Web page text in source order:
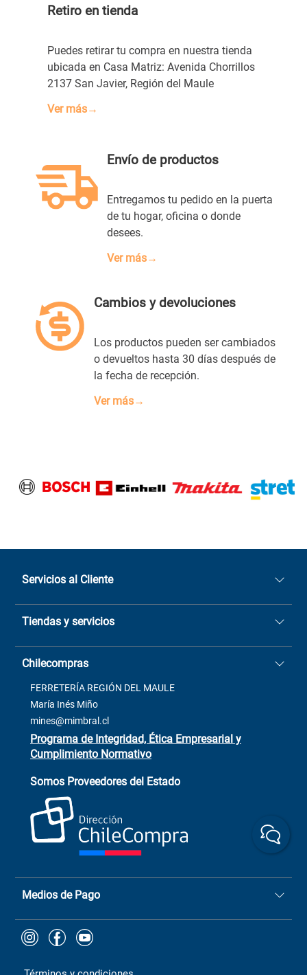
Retiro en tienda
Puedes retirar tu compra en nuestra tienda
ubicada en Casa Matriz: Avenida Chorrillos
2137 San Javier, Región del Maule
Ver más→
Envío de productos
Entregamos tu pedido en la puerta
de tu hogar, oficina o donde
desees.
Ver más→
Cambios y devoluciones
Los productos pueden ser cambiados
o devueltos hasta 30 días después de
la fecha de recepción.
Ver más→
Servicios al Cliente
Quiénes somos
Sucursales
Términos y condiciones
Contacto
Venta Terreno
Trabaja con Nosotros
+56 9 6779 0465
+(73) 256
ChileCompras
+56 9 9888 9549
Tiendas y servicios
Casa Matriz: Avenida Chorrillos
2137 San Javier, Fono (73)
Chilecompras
FERRETERÍA REGIÓN DEL MAULE
María Inés Miño
mines@mimbral.cl
Programa de Integridad, Ética Empresarial y
Cumplimiento Normativo
Somos Proveedores del Estado
Medios de Pago